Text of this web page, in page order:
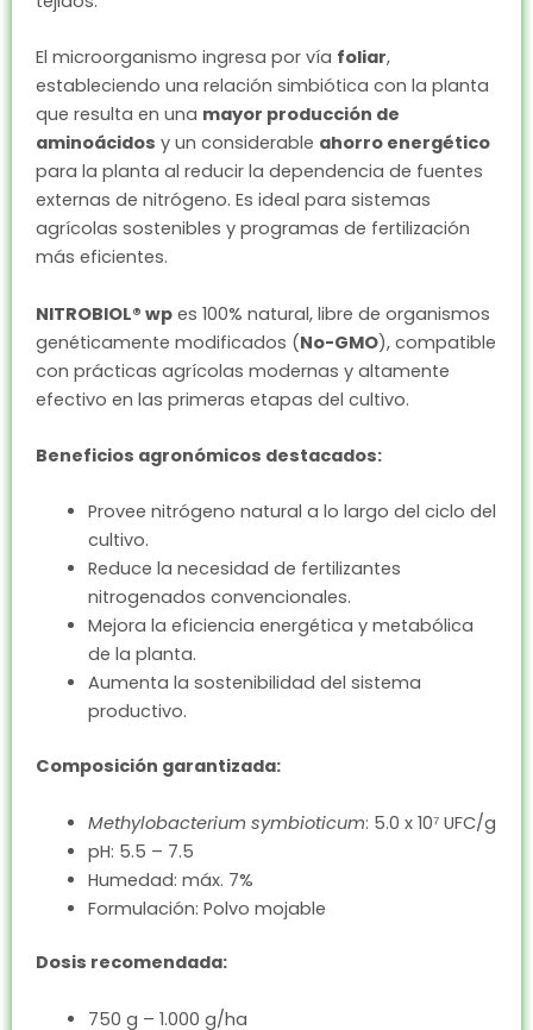
El microorganismo ingresa por vía foliar,
estableciendo una relación simbiótica con la planta
que resulta en una mayor producción de
aminoácidos y un considerable ahorro energético
para la planta al reducir la dependencia de fuentes
externas de nitrógeno. Es ideal para sistemas
agrícolas sostenibles y programas de fertilización
más eficientes.
NITROBIOL® wp es 100% natural, libre de organismos
genéticamente modificados (No-GMO), compatible
con prácticas agrícolas modernas y altamente
efectivo en las primeras etapas del cultivo.
Beneficios agronómicos destacados:
Provee nitrógeno natural a lo largo del ciclo del
cultivo.
Reduce la necesidad de fertilizantes
nitrogenados convencionales.
Mejora la eficiencia energética y metabólica
de la planta.
Aumenta la sostenibilidad del sistema
productivo.
Composición garantizada:
Methylobacterium symbioticum: 5.0 x 10⁷ UFC/g
pH: 5.5 – 7.5
Humedad: máx. 7%
Formulación: Polvo mojable
Dosis recomendada:
750 g – 1.000 g/ha